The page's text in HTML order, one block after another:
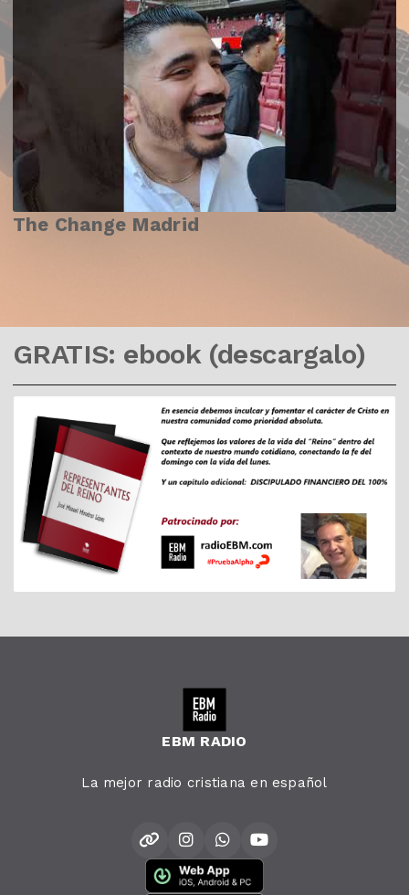
The Change Madrid
GRATIS: ebook (descargalo)
EBM RADIO
La mejor radio cristiana en español